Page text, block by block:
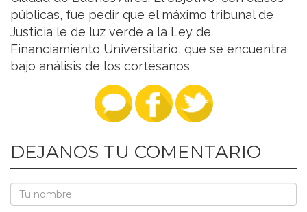
públicas, fue pedir que el máximo tribunal de
Justicia le de luz verde a la Ley de
Financiamiento Universitario, que se encuentra
bajo análisis de los cortesanos
DEJANOS TU COMENTARIO